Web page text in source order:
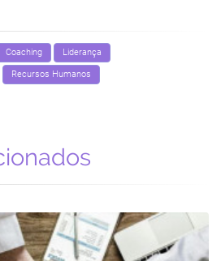
Coaching Liderança
Recursos Humanos